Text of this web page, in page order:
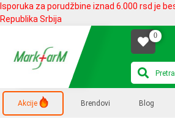
Isporuka za porudžbine iznad 6.000 rsd je
Republika Srbija
0
Akcije Brendovi Blog